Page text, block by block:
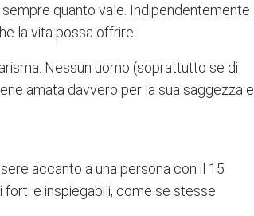
quanto vale. Indipendentemente
la vita possa offrire.
Nessun uomo (soprattutto se di
amata davvero per la sua saggezza e
accanto a una persona con il 15
forti e inspiegabili, come se stesse